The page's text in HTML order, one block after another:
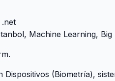
.net
Machine Learning,
(Biometría),